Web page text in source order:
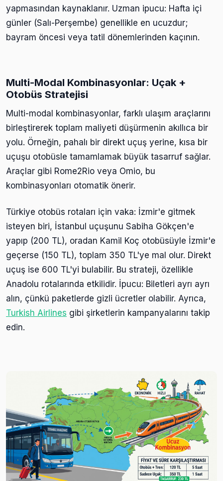
yapmasından kaynaklanır. Uzman ipucu: Hafta içi
günler (Salı-Perşembe) genellikle en ucuzdur;
bayram öncesi veya tatil dönemlerinden kaçının.
Multi-Modal Kombinasyonlar: Uçak +
Otobüs Stratejisi
Multi-modal kombinasyonlar, farklı ulaşım araçlarını
birleştirerek toplam maliyeti düşürmenin akıllıca bir
yolu. Örneğin, pahalı bir direkt uçuş yerine, kısa bir
uçuşu otobüsle tamamlamak büyük tasarruf sağlar.
Araçlar gibi Rome2Rio veya Omio, bu
kombinasyonları otomatik önerir.
Türkiye otobüs rotaları için vaka: İzmir'e gitmek
isteyen biri, İstanbul uçuşunu Sabiha Gökçen'e
yapıp (200 TL), oradan Kamil Koç otobüsüyle İzmir'e
geçerse (150 TL), toplam 350 TL'ye mal olur. Direkt
uçuş ise 600 TL'yi bulabilir. Bu strateji, özellikle
Anadolu rotalarında etkilidir. İpucu: Biletleri ayrı ayrı
alın, çünkü paketlerde gizli ücretler olabilir. Ayrıca,
Turkish Airlines gibi şirketlerin kampanyalarını takip
edin.